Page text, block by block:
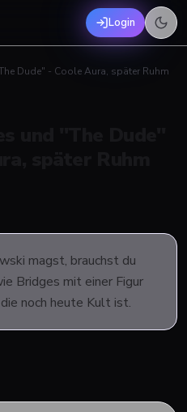
Login
Dude" - Coole Aura, später Ruhm
magst, brauchst du
Bridges mit einer Figur
noch heute Kult ist.